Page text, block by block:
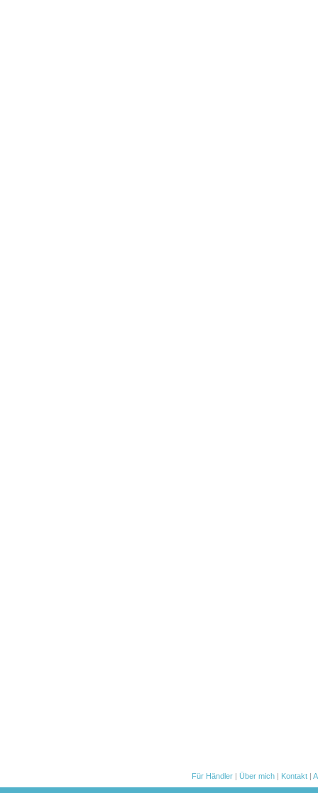
Für Händler | Über mich | Kontakt |